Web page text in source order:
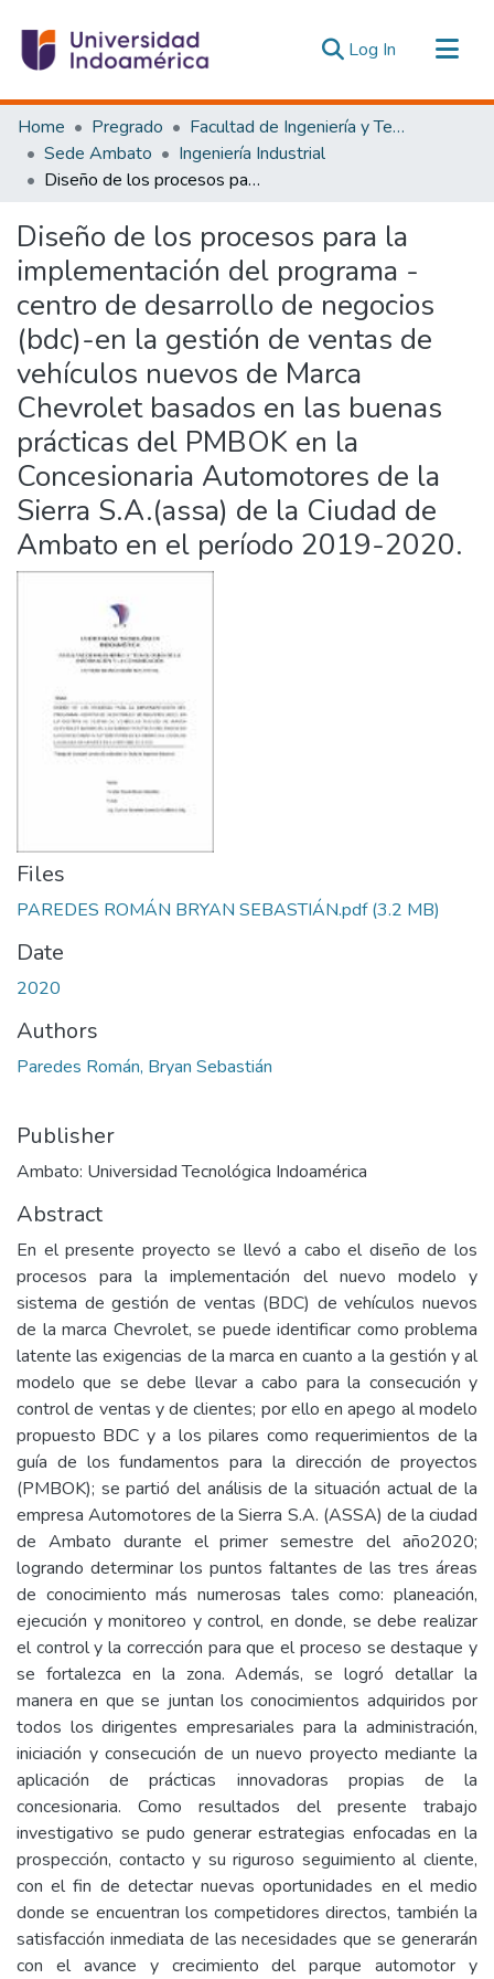
Log In (current)
Communities & Collections
All of DSpace
Statistics
Home Pregrado
Facultad de Ingeniería y Tecnologías de la Información y la Comunicación
Sede Ambato
Ingeniería Industrial
Diseño de los procesos para la implementación del programa - centro de desarrollo de negocios (bdc)-en la gestión de ventas de vehículos nuevos de Marca Chevrolet basados en las buenas prácticas del PMBOK en la Concesionaria Automotores de la Sierra S.A.(assa) de la Ciudad de Ambato en el período 2019-2020.
Diseño de los procesos para la
implementación del programa -
centro de desarrollo de negocios
(bdc)-en la gestión de ventas de
vehículos nuevos de Marca
Chevrolet basados en las buenas
prácticas del PMBOK en la
Concesionaria Automotores de la
Sierra S.A.(assa) de la Ciudad de
Ambato en el período 2019-2020.
Files
PAREDES ROMÁN BRYAN SEBASTIÁN.pdf(3.2 MB)
Date
2020
Authors
Paredes Román, Bryan Sebastián
Publisher
Ambato: Universidad Tecnológica Indoamérica
Abstract
En el presente proyecto se llevó a cabo el diseño de los
procesos para la implementación del nuevo modelo y
sistema de gestión de ventas (BDC) de vehículos nuevos
de la marca Chevrolet, se puede identificar como problema
latente las exigencias de la marca en cuanto a la gestión y al
modelo que se debe llevar a cabo para la consecución y
control de ventas y de clientes; por ello en apego al modelo
propuesto BDC y a los pilares como requerimientos de la
guía de los fundamentos para la dirección de proyectos
(PMBOK); se partió del análisis de la situación actual de la
empresa Automotores de la Sierra S.A. (ASSA) de la ciudad
de Ambato durante el primer semestre del año2020;
logrando determinar los puntos faltantes de las tres áreas
de conocimiento más numerosas tales como: planeación,
ejecución y monitoreo y control, en donde, se debe realizar
el control y la corrección para que el proceso se destaque y
se fortalezca en la zona. Además, se logró detallar la
manera en que se juntan los conocimientos adquiridos por
todos los dirigentes empresariales para la administración,
iniciación y consecución de un nuevo proyecto mediante la
aplicación de prácticas innovadoras propias de la
concesionaria. Como resultados del presente trabajo
investigativo se pudo generar estrategias enfocadas en la
prospección, contacto y su riguroso seguimiento al cliente,
con el fin de detectar nuevas oportunidades en el medio
donde se encuentran los competidores directos, también la
satisfacción inmediata de las necesidades que se generarán
con el avance y crecimiento del parque automotor y